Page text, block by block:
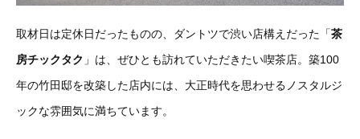
取材日は定休日だったものの、ダントツで渋い店構えだった「茶
房チックタク 」は、ぜひとも訪れていただきたい喫茶店。築100
年の竹田邸を改築した店内には、大正時代を思わせるノスタルジ
ックな雰囲気に満ちています。